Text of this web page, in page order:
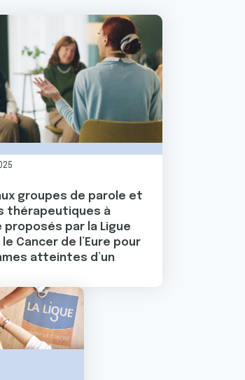
apportez du temps de qualité, c'est
groupes de parole et
thérapeutiques à
proposés par la Ligue
Cancer de l’Eure pour
atteintes d’un